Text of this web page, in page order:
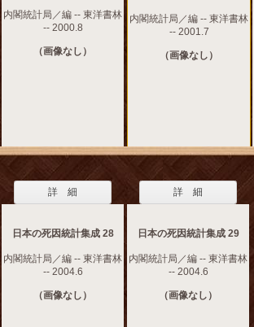
内閣統計局／編 -- 東洋書林
-- 2000.8
（画像なし）
内閣統計局／編 -- 東洋書林
-- 2001.7
（画像なし）
詳 細
日本の死因統計集成 28
内閣統計局／編 -- 東洋書林
-- 2004.6
（画像なし）
詳 細
日本の死因統計集成 29
内閣統計局／編 -- 東洋書林
-- 2004.6
（画像なし）